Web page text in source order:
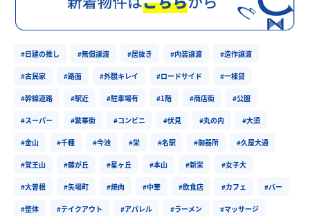
#日建の推し #無償譲渡 #居抜き #内装譲渡 #造作譲渡
#古民家 #路面 #外観キレイ #ロードサイド #一棟貸
#幹線道路 #駅近 #駐車場有 #1階 #商店街 #公園
#スーパー #繁華街 #コンビニ #伏見 #丸の内 #大須
#金山 #千種 #今池 #栄 #名駅 #御器所 #久屋大通
#覚王山 #藤が丘 #星ヶ丘 #本山 #新栄 #女子大
#大曽根 #矢場町 #焼肉 #中華 #飲食店 #カフェ #バー
#整体 #テイクアウト #アパレル #ラーメン #マッサージ